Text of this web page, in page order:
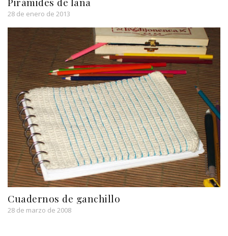
28 de enero de 2013
Cuadernos de ganchillo
28 de marzo de 2008